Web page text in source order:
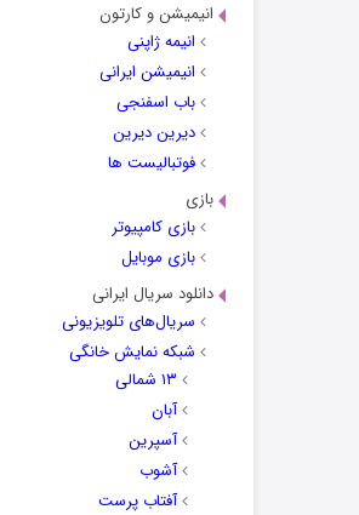
انیمیشن و کارتون
انیمه ژاپنی
انیمیشن ایرانی
باب اسفنجی
دیرین دیرین
فوتبالیست ها
بازی
بازی کامپیوتر
بازی موبایل
دانلود سریال ایرانی
سریال‌های تلویزیونی
شبکه نمایش خانگی
۱۳ شمالی
آبان
آسپرین
آشوب
آفتاب پرست